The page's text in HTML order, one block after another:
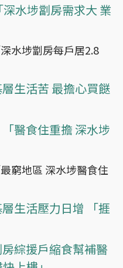
水埗劏房需求大 業
水埗劏房每戶居2.8
生活苦 最擔心買餸
醫食住重擔 深水埗
窮地區 深水埗醫食住
生活壓力日增 「捱
綜援戶縮食幫補醫